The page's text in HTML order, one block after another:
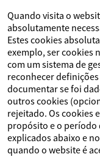
Quando visita o
absolutamente
Estes cookies
exemplo, ser cookies
com um sistema de
reconhecer
documentar se foi
outros cookies
rejeitado. Os cookies
propósito e o período
explicados abaixo e
quando o website é